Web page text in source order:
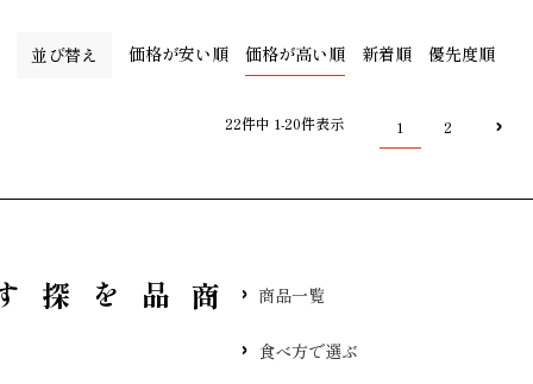
並び替え 価格が安い順 価格が高い順 新着順 優先度順
22件中 1-20件表示 1 2
す 商品一覧
食べ方で選ぶ